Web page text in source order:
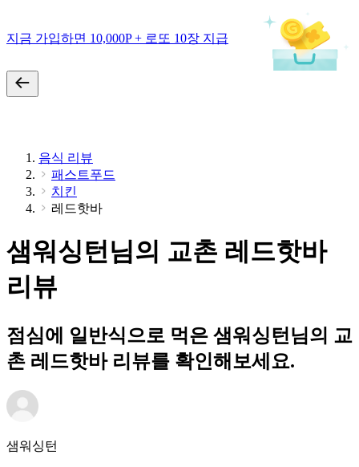
지금 가입하면 10,000P + 로또 10장 지급
음식 리뷰
패스트푸드
치킨
레드핫바
샘워싱턴님의 교촌 레드핫바
리뷰
점심에 일반식으로 먹은 샘워싱턴님의 교
촌 레드핫바 리뷰를 확인해보세요.
샘워싱턴